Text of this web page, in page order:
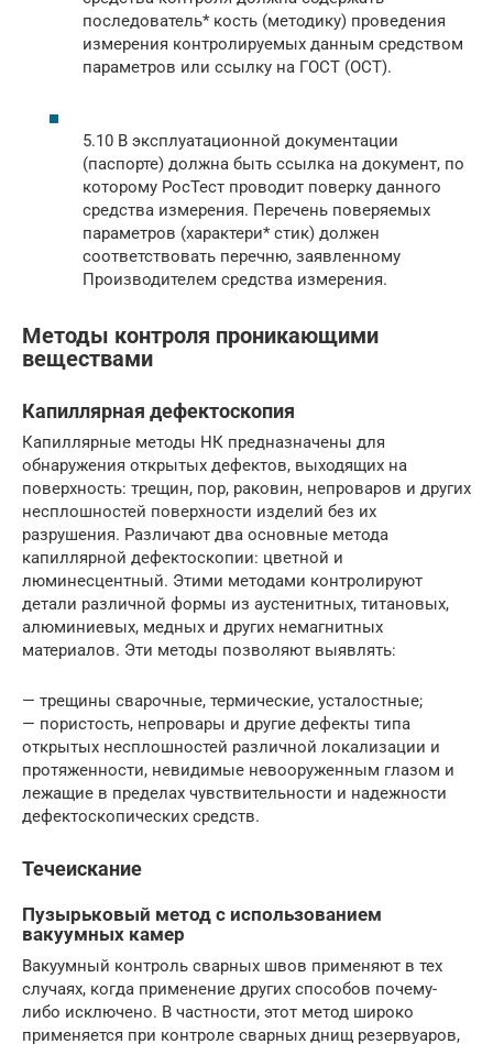
последователь* кость (методику) проведения
измерения контролируемых данным средством
параметров или ссылку на ГОСТ (ОСТ).
5.10 В эксплуатационной документации
(паспорте) должна быть ссылка на документ, по
которому РосТест проводит поверку данного
средства измерения. Перечень поверяемых
параметров (характери* стик) должен
соответствовать перечню, заявленному
Производителем средства измерения.
Методы контроля проникающими
веществами
Капиллярная дефектоскопия
Капиллярные методы НК предназначены для
обнаружения открытых дефектов, выходящих на
поверхность: трещин, пор, раковин, непроваров и других
несплошностей поверхности изделий без их
разрушения. Различают два основные метода
капиллярной дефектоскопии: цветной и
люминесцентный. Этими методами контролируют
детали различной формы из аустенитных, титановых,
алюминиевых, медных и других немагнитных
материалов. Эти методы позволяют выявлять:
— трещины сварочные, термические, усталостные;
— пористость, непровары и другие дефекты типа
открытых несплошностей различной локализации и
протяженности, невидимые невооруженным глазом и
лежащие в пределах чувствительности и надежности
дефектоскопических средств.
Течеискание
Пузырьковый метод с использованием
вакуумных камер
Вакуумный контроль сварных швов применяют в тех
случаях, когда применение других способов почему-
либо исключено. В частности, этот метод широко
применяется при контроле сварных днищ резервуаров,